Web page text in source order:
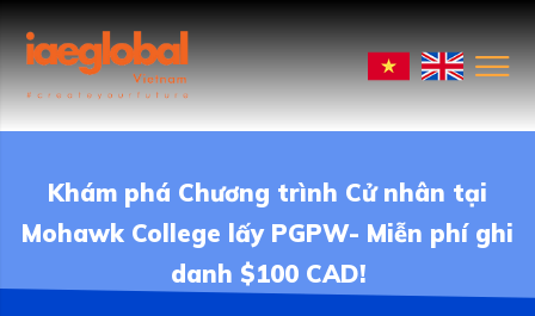
Khám phá Chương trình Cử nhân tại
Mohawk College lấy PGPW- Miễn phí ghi
danh $100 CAD!